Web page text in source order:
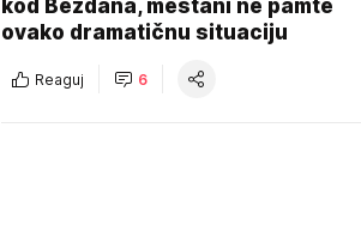
kod Bezdana, meštani ne pamte
ovako dramatičnu situaciju
Reaguj 6